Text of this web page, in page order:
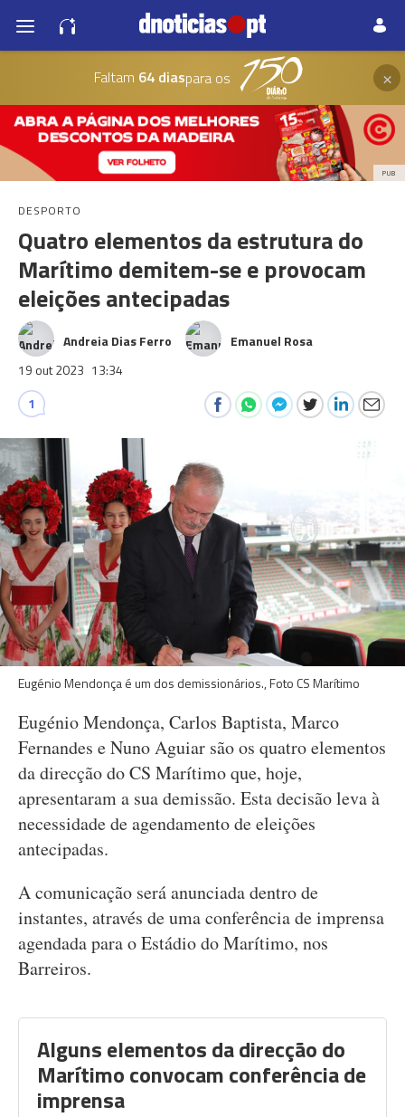
Faltam 64 diaspara os ×
PUB
DESPORTO
Quatro elementos da estrutura do
Marítimo demitem-se e provocam
eleições antecipadas
Andreia Dias Ferro
Emanuel Rosa
19 out 2023 13:34
1
Eugénio Mendonça é um dos demissionários., Foto CS Marítimo
Eugénio Mendonça, Carlos Baptista, Marco
Fernandes e Nuno Aguiar são os quatro elementos
da direcção do CS Marítimo que, hoje,
apresentaram a sua demissão. Esta decisão leva à
necessidade de agendamento de eleições
antecipadas.
A comunicação será anunciada dentro de
instantes, através de uma conferência de imprensa
agendada para o Estádio do Marítimo, nos
Barreiros.
Alguns elementos da direcção do
Marítimo convocam conferência de
imprensa